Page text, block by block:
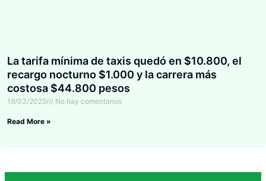
La tarifa mínima de taxis quedó en $10.800, el
recargo nocturno $1.000 y la carrera más
costosa $44.800 pesos
19/03/2025 No hay comentarios
Read More »